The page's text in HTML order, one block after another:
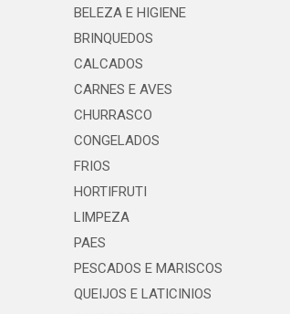
BELEZA E HIGIENE
BRINQUEDOS
CALCADOS
CARNES E AVES
CHURRASCO
CONGELADOS
FRIOS
HORTIFRUTI
LIMPEZA
PAES
PESCADOS E MARISCOS
QUEIJOS E LATICINIOS